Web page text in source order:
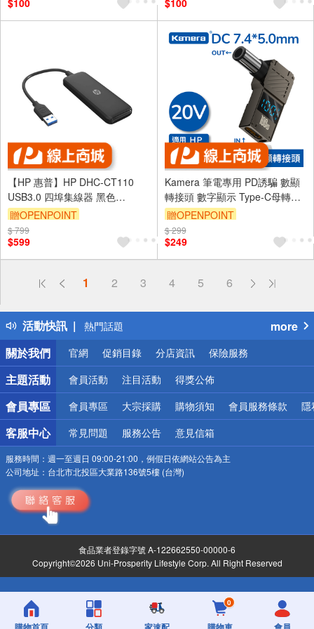
$100 $100
【HP 惠普】HP DHC-CT110
USB3.0 四埠集線器 黑色
(V010/15 公分)
贈OPENPOINT
$ 799
$599
Kamera 筆電專用 PD誘騙 數顯
轉接頭 數字顯示 Type-C母轉DC
公 - DC 7.4*5.0*0.6-HP
贈OPENPOINT
$ 299
$249
1 2 3 4 5 6
活動快訊
偏遠地區配送
得獎公告
熱門話題
銀行優惠
偏遠地區配送
詐騙網頁！請小心！
more
關於我們
官網 促銷目錄 分店資訊 保險服務
主題活動 會員活動 注目活動 得獎公佈
會員專區 會員專區 大宗採購 購物須知 會員服務條款 隱
客服中心 常見問題 服務公告 意見信箱
服務時間： 週一至週日 09:00-21:00，例假日依網站公告為主
公司地址： 台北市北投區大業路136號5樓 (台灣)
食品業者登錄字號 A-122662550-00000-6
Copyright©2026 Uni-Prosperity Lifestyle Corp. All Right Reserved
0